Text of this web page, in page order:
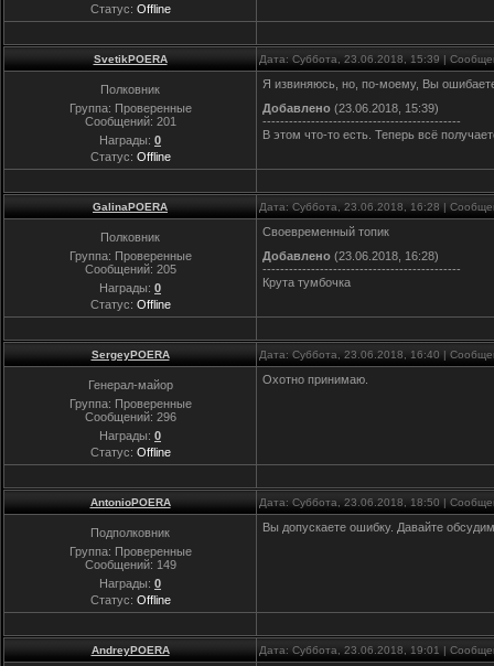
Статус: Offline
SvetikPOERA Дата: Суббота, 23.06.2018, 15:39 |
Полковник
Группа: Проверенные
Сообщений: 201
Награды: 0
Статус: Offline
Я извиняюсь, но, по-моему, Вы
Добавлено (23.06.2018, 15:39)
---------------------------------------------
В этом что-то есть. Теперь всё
GalinaPOERA Дата: Суббота, 23.06.2018, 16:28 |
Полковник
Группа: Проверенные
Сообщений: 205
Награды: 0
Статус: Offline
Своевременный топик
Добавлено (23.06.2018, 16:28)
---------------------------------------------
Крута тумбочка
SergeyPOERA Дата: Суббота, 23.06.2018, 16:40 |
Генерал-майор
Группа: Проверенные
Сообщений: 296
Награды: 0
Статус: Offline
Охотно принимаю.
AntonioPOERA Дата: Суббота, 23.06.2018, 18:50 |
Подполковник
Группа: Проверенные
Сообщений: 149
Награды: 0
Статус: Offline
Вы допускаете ошибку. Давайте
AndreyPOERA Дата: Суббота, 23.06.2018, 19:01 |